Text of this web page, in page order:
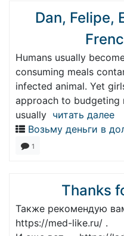
Dan, Felipe,
Humans usually
consuming meals
infected animal. Yet
approach to
usually читать далее
Возьму деньги в
1
Thanks
Также рекомендую
https://med-like.ru/ .